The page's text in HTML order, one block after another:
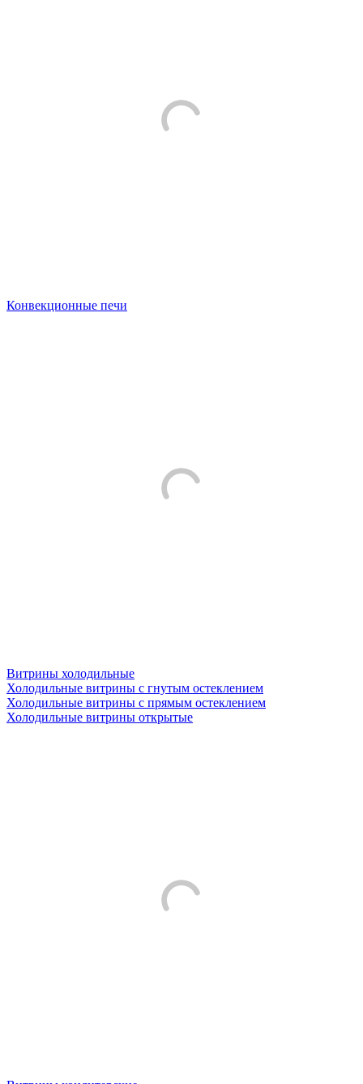
Конвекционные печи
Витрины холодильные
Холодильные витрины с гнутым остеклением
Холодильные витрины с прямым остеклением
Холодильные витрины открытые